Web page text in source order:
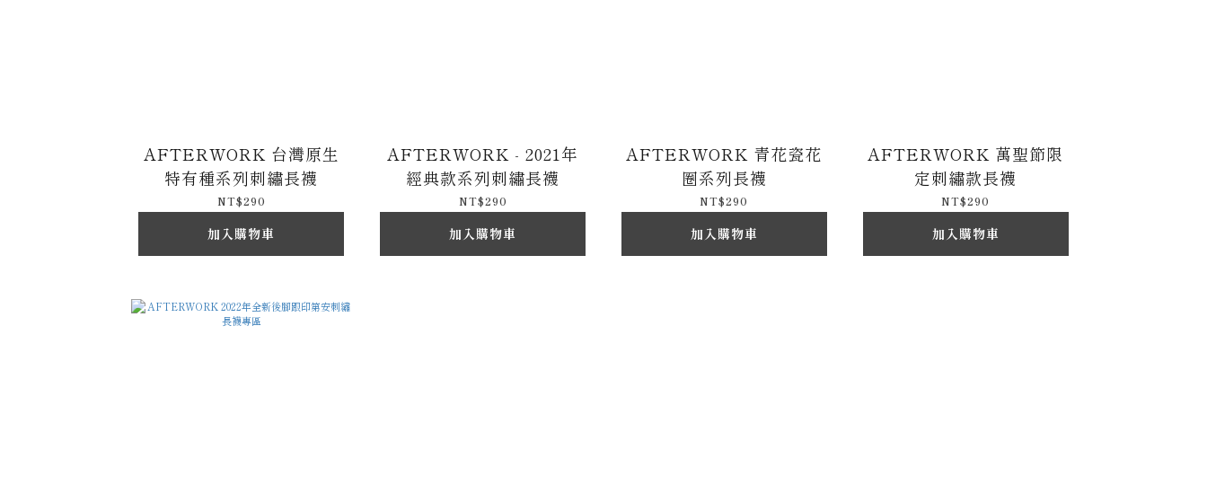
AFTERWORK 台灣原生
特有種系列刺繡長襪
NT$290
加入購物車
AFTERWORK - 2021年
經典款系列刺繡長襪
NT$290
加入購物車
AFTERWORK 青花瓷花
圈系列長襪
NT$290
加入購物車
AFTERWORK 萬聖節限
定刺繡款長襪
NT$290
加入購物車